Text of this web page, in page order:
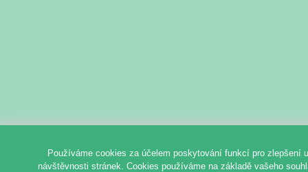
Používáme cookies za účelem poskytování funkcí pro zlepšení
návštěvnosti stránek. Cookies používáme na základě vašeho